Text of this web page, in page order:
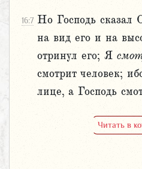
16:7 Но Господь сказал
на вид его и на
отринул его; Я
смотрит человек;
лице, а Господь
Читать в